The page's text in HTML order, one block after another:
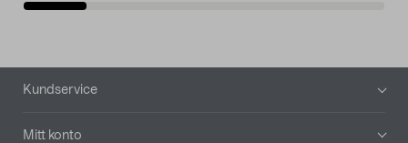
Sidfot
Kundservice
Mitt konto